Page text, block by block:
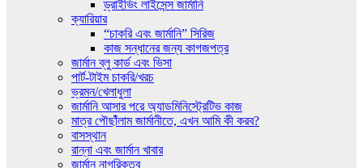
ড্রাইভিং লাইসেন্স জার্মানি
ক্যারিয়ার
“চাকরি এবং জার্মানি” সিরিজ
কাজ সন্ধানের জন্য কাগজপত্র
জার্মান ব্লু কার্ড এবং ভিসা
পার্ট-টাইম চাকরি/খরচ
ভ্রমন/খেলাধুলা
জার্মানি আসার পরে অ্যাডমিনিস্ট্রেটিভ কাজ
মাত্র পৌছাঁঁলাম জার্মানীতে, এখন আমি কী করব?
বাসস্থান
রান্না এবং জার্মান খাবার
জার্মান নাগরিকত্ব